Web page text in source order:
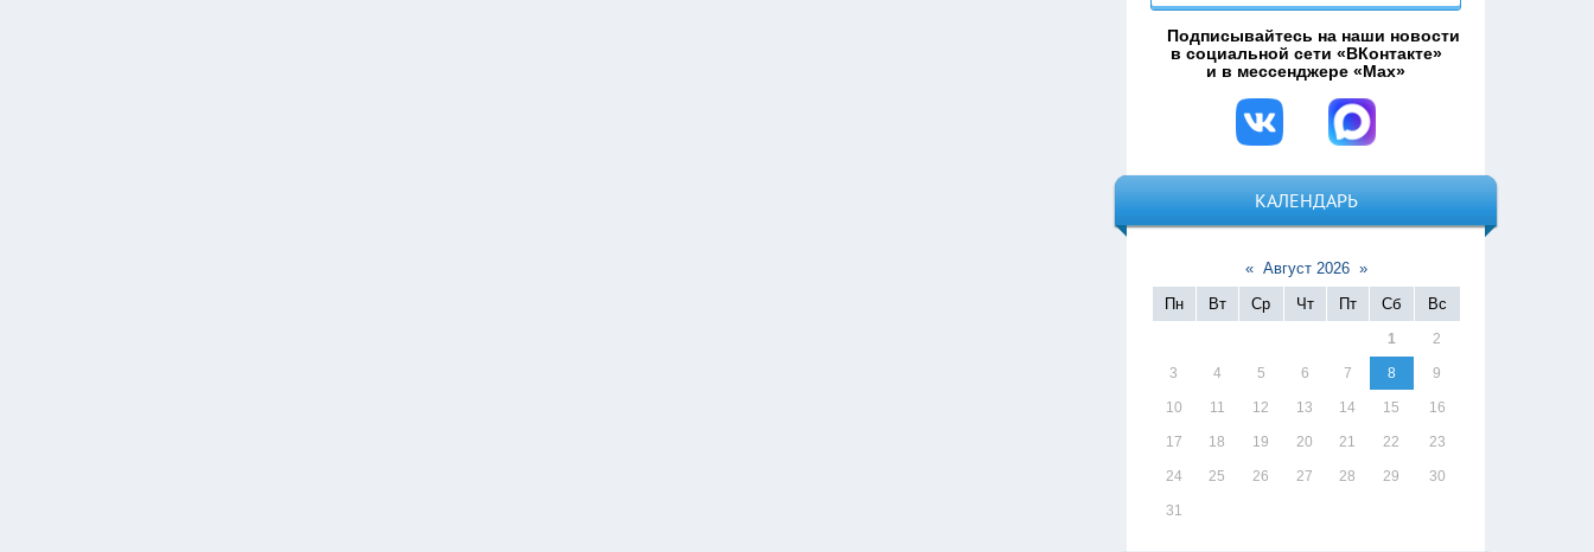
Подписывайтесь на наши новости
в социальной сети «ВКонтакте»
и в мессенджере «Max»
КАЛЕНДАРЬ
« Август 2026 »
Пн
Вт Ср Чт Пт Сб Вс
1 2
3 4 5 6 7 8 9
10 11 12 13 14 15 16
17 18 19 20 21 22 23
24 25 26 27 28 29 30
31